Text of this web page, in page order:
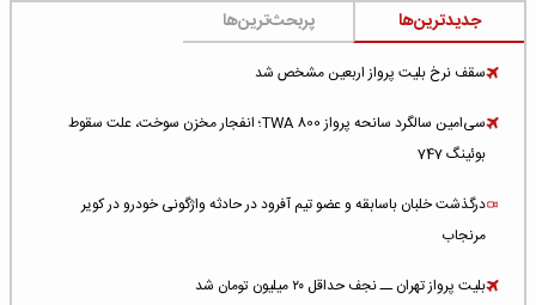
جدیدترین‌ها پربحث‌ترین‌ها
سقف نرخ بلیت پرواز اربعین مشخص شد
سی‌امین سالگرد سانحه پرواز TWA 800؛ انفجار مخزن سوخت، علت سقوط
بوئینگ 747
درگذشت خلبان باسابقه و عضو تیم آفرود در حادثه واژگونی خودرو در کویر
مرنجاب
بلیت پرواز تهران ــ نجف حداقل ۲۰ میلیون تومان شد